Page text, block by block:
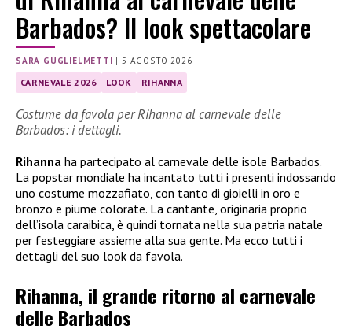
Barbados? Il look spettacolare
SARA GUGLIELMETTI |5 AGOSTO 2026
CARNEVALE 2026 LOOK RIHANNA
Costume da favola per Rihanna al carnevale delle
Barbados: i dettagli.
Rihanna ha partecipato al carnevale delle isole Barbados.
La popstar mondiale ha incantato tutti i presenti indossando
uno costume mozzafiato, con tanto di gioielli in oro e
bronzo e piume colorate. La cantante, originaria proprio
dell’isola caraibica, è quindi tornata nella sua patria natale
per festeggiare assieme alla sua gente. Ma ecco tutti i
dettagli del suo look da favola.
Rihanna, il grande ritorno al carnevale
delle Barbados